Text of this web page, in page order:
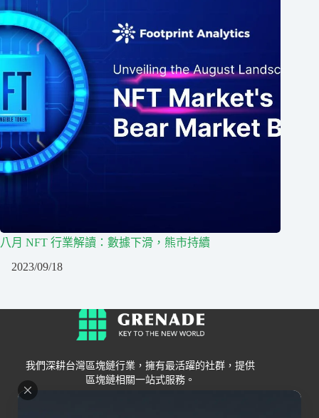
八月 NFT 行業解讀：數據下滑，熊市持續
2023/09/18
我們深耕台灣區塊鏈行業，擁有最活躍的社群，提供
區塊鏈相關一站式服務。